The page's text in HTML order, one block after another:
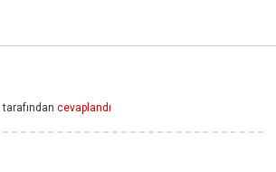
tarafından cevaplandı